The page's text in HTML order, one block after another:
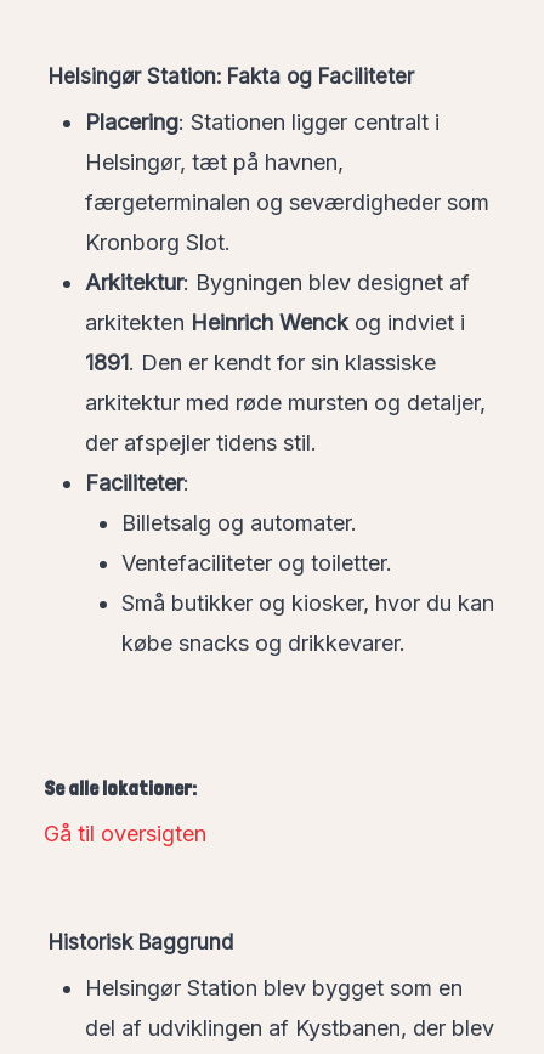
Helsingør Station: Fakta og Faciliteter
Placering: Stationen ligger centralt i
Helsingør, tæt på havnen,
færgeterminalen og seværdigheder som
Kronborg Slot.
Arkitektur: Bygningen blev designet af
arkitekten Heinrich Wenckog indviet i
1891. Den er kendt for sin klassiske
arkitektur med røde mursten og detaljer,
der afspejler tidens stil.
Faciliteter:
Billetsalg og automater.
Ventefaciliteter og toiletter.
Små butikker og kiosker, hvor du kan
købe snacks og drikkevarer.
Se alle lokationer:
Gå til oversigten
Historisk Baggrund
Helsingør Station blev bygget som en
del af udviklingen af Kystbanen, der blev